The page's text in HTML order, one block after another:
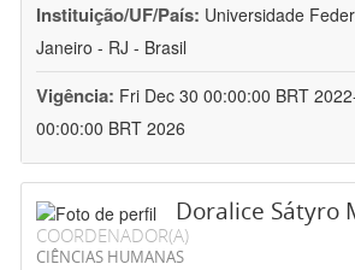
Instituição/UF/País: Universidade
Janeiro - RJ - Brasil
Vigência: Fri Dec 30 00:00:00 BRT
00:00:00 BRT 2026
Doralice Sátyro
COORDENADOR(A)
CIÊNCIAS HUMANAS